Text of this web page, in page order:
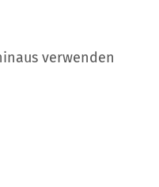
Impressum
verwenden